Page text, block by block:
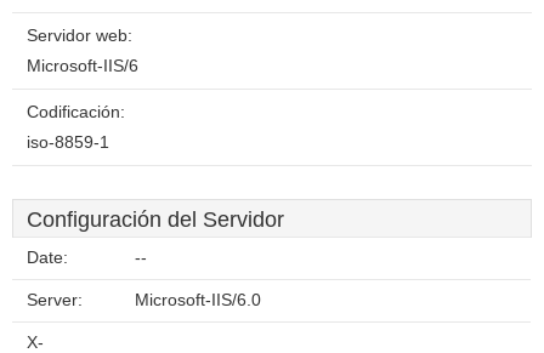
Servidor web:
Microsoft-IIS/6
Codificación:
iso-8859-1
Configuración del Servidor
Date: --
Server: Microsoft-IIS/6.0
X-